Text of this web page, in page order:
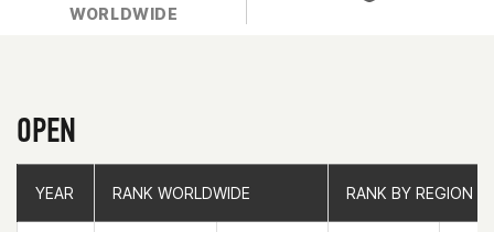
WORLDWIDE
OPEN
YEAR RANK WORLDWIDE RANK BY REGION
YEAR RANK WORLDWIDE RANK BY REGION